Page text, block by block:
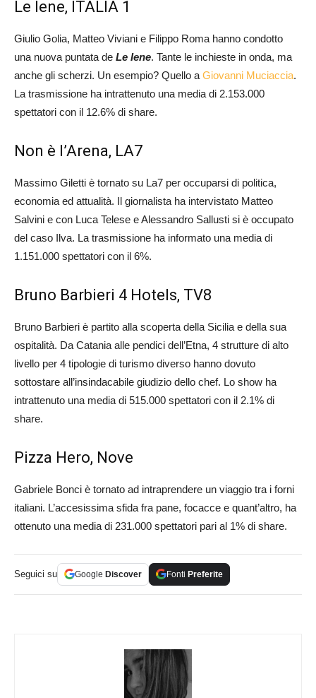
Le Iene, ITALIA 1
Giulio Golia, Matteo Viviani e Filippo Roma hanno condotto
una nuova puntata de Le Iene. Tante le inchieste in onda, ma
anche gli scherzi. Un esempio? Quello a Giovanni Muciaccia.
La trasmissione ha intrattenuto una media di 2.153.000
spettatori con il 12.6% di share.
Non è l’Arena, LA7
Massimo Giletti è tornato su La7 per occuparsi di politica,
economia ed attualità. Il giornalista ha intervistato Matteo
Salvini e con Luca Telese e Alessandro Sallusti si è occupato
del caso Ilva. La trasmissione ha informato una media di
1.151.000 spettatori con il 6%.
Bruno Barbieri 4 Hotels, TV8
Bruno Barbieri è partito alla scoperta della Sicilia e della sua
ospitalità. Da Catania alle pendici dell’Etna, 4 strutture di alto
livello per 4 tipologie di turismo diverso hanno dovuto
sottostare all’insindacabile giudizio dello chef. Lo show ha
intrattenuto una media di 515.000 spettatori con il 2.1% di
share.
Pizza Hero, Nove
Gabriele Bonci è tornato ad intraprendere un viaggio tra i forni
italiani. L’accesissima sfida fra pane, focacce e quant’altro, ha
ottenuto una media di 231.000 spettatori pari al 1% di share.
Seguici su Google Discover Fonti Preferite